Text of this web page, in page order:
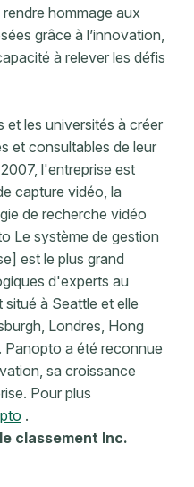
hommage aux
grâce à l’innovation,
à relever les défis
et les universités à créer
et consultables de leur
l'entreprise est
capture vidéo, la
de recherche vidéo
Le système de gestion
est le plus grand
d'experts au
à Seattle et elle
Londres, Hong
Panopto a été reconnue
sa croissance
Pour plus
.
classement Inc.